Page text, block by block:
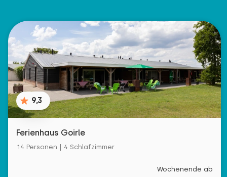
9,3
Ferienhaus Goirle
14 Personen | 4 Schlafzimmer
Wochenende ab